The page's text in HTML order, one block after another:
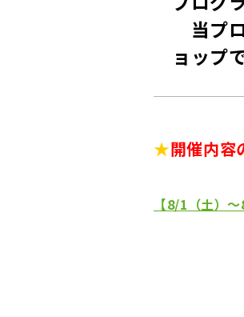
当プ
ョップ
★開催内容
【8/1（土）